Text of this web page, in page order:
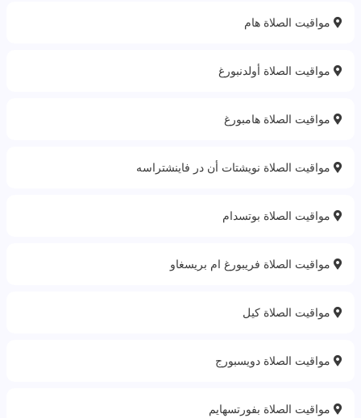
مواقيت الصلاة هام
مواقيت الصلاة أولدنبورغ
مواقيت الصلاة هامبورغ
مواقيت الصلاة نويشتات أن در فاينشتراسه
مواقيت الصلاة بوتسدام
مواقيت الصلاة فريبورغ ام بريسغاو
مواقيت الصلاة كيل
مواقيت الصلاة دويسبورج
مواقيت الصلاة بفورتسهايم